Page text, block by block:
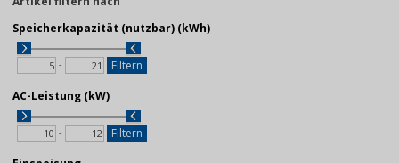
Speicherkapazität (nutzbar) (kWh)
-
Filtern
AC-Leistung (kW)
-
Filtern